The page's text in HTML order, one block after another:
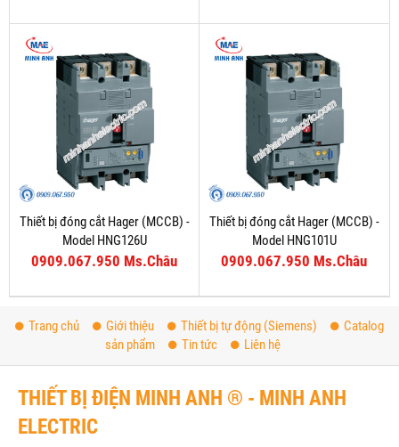
Thiết bị đóng cắt Hager (MCCB) -
Model HNG126U
0909.067.950 Ms.Châu
Thiết bị đóng cắt Hager (MCCB) -
Model HNG101U
0909.067.950 Ms.Châu
Trang chủ Giới thiệu Thiết bị tự động (Siemens)
Catalog
sản phẩm
Tin tức Liên hệ
THIẾT BỊ ĐIỆN MINH ANH ® - MINH ANH
ELECTRIC